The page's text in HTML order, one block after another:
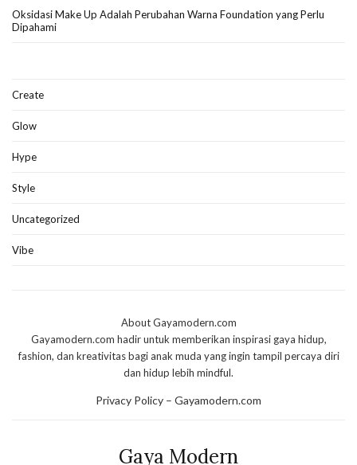
Oksidasi Make Up Adalah Perubahan Warna Foundation yang Perlu
Dipahami
Create
Glow
Hype
Style
Uncategorized
Vibe
About Gayamodern.com
Gayamodern.com hadir untuk memberikan inspirasi gaya hidup,
fashion, dan kreativitas bagi anak muda yang ingin tampil percaya diri
dan hidup lebih mindful.
Privacy Policy – Gayamodern.com
Gaya Modern